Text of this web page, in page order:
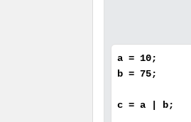
a = 10;
b = 75;
c = a | b;